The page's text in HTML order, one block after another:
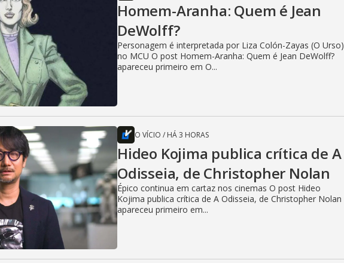
Homem-Aranha: Quem é Jean
DeWolff?
Personagem é interpretada por Liza Colón-Zayas (O Urso)
no MCU O post Homem-Aranha: Quem é Jean DeWolff?
apareceu primeiro em O...
O VÍCIO / HÁ 3 HORAS
Hideo Kojima publica crítica de A
Odisseia, de Christopher Nolan
Épico continua em cartaz nos cinemas O post Hideo
Kojima publica crítica de A Odisseia, de Christopher Nolan
apareceu primeiro em...